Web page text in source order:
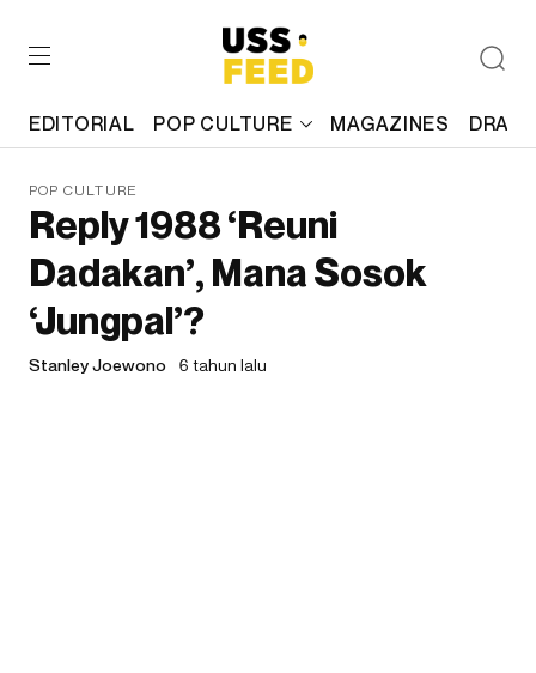
EDITORIAL POP CULTURE MAGAZINES
POP CULTURE
Reply 1988 ‘Reuni
Dadakan’, Mana Sosok
‘Jungpal’?
Stanley Joewono 6 tahun lalu